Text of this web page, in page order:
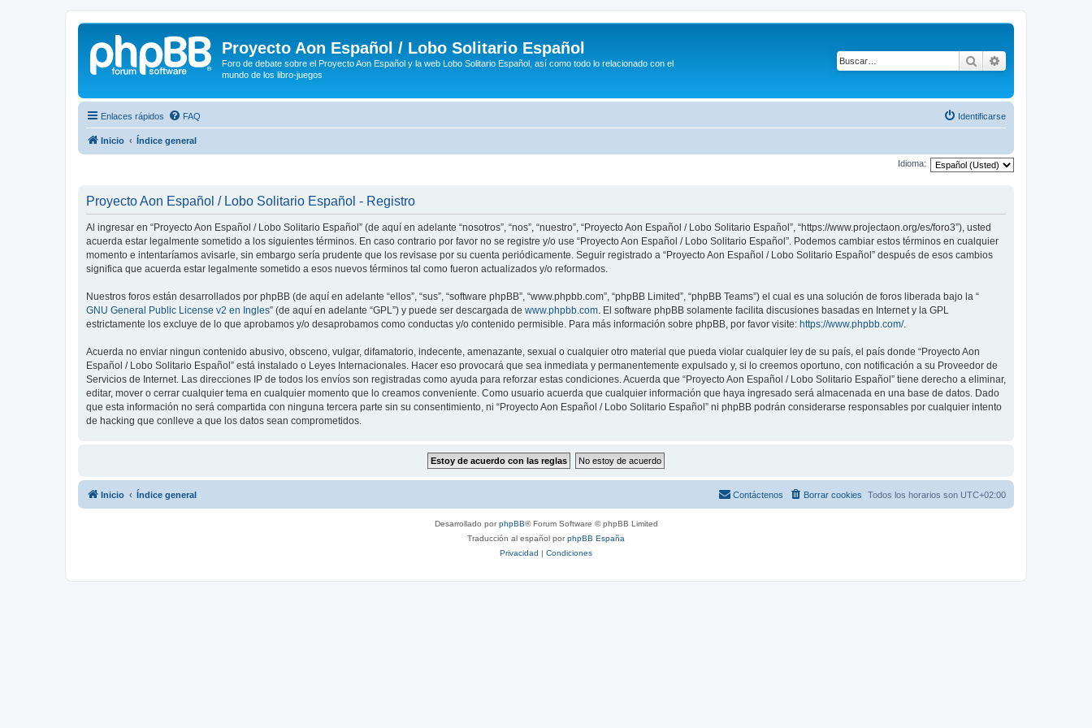
Proyecto Aon Español / Lobo Solitario Español
Foro de debate sobre el Proyecto Aon Español y la web Lobo Solitario Español, así como todo lo relacionado con el
mundo de los libro-juegos
Buscar
Enlaces rápidos FAQ Identificarse
Inicio Índice general
Idioma:
Proyecto Aon Español / Lobo Solitario Español - Registro
Al ingresar en “Proyecto Aon Español / Lobo Solitario Español” (de aquí en adelante “nosotros”, “nos”, “nuestro”, “Proyecto Aon Español / Lobo Solitario Español”, “https://www.projectaon.org/es/foro3”), usted
acuerda estar legalmente sometido a los siguientes términos. En caso contrario por favor no se registre y/o use “Proyecto Aon Español / Lobo Solitario Español”. Podemos cambiar estos términos en cualquier
momento e intentaríamos avisarle, sin embargo sería prudente que los revisase por su cuenta periódicamente. Seguir registrado a “Proyecto Aon Español / Lobo Solitario Español” después de esos cambios
significa que acuerda estar legalmente sometido a esos nuevos términos tal como fueron actualizados y/o reformados.
Nuestros foros están desarrollados por phpBB (de aquí en adelante “ellos”, “sus”, “software phpBB”, “www.phpbb.com”, “phpBB Limited”, “phpBB Teams”) el cual es una solución de foros liberada bajo la “
GNU General Public License v2 en Ingles” (de aquí en adelante “GPL”) y puede ser descargada de www.phpbb.com. El software phpBB solamente facilita discusiones basadas en Internet y la GPL
estrictamente los excluye de lo que aprobamos y/o desaprobamos como conductas y/o contenido permisible. Para más información sobre phpBB, por favor visite: https://www.phpbb.com/.
Acuerda no enviar ningun contenido abusivo, obsceno, vulgar, difamatorio, indecente, amenazante, sexual o cualquier otro material que pueda violar cualquier ley de su país, el país donde “Proyecto Aon
Español / Lobo Solitario Español” está instalado o Leyes Internacionales. Hacer eso provocará que sea inmediata y permanentemente expulsado y, si lo creemos oportuno, con notificación a su Proveedor de
Servicios de Internet. Las direcciones IP de todos los envíos son registradas como ayuda para reforzar estas condiciones. Acuerda que “Proyecto Aon Español / Lobo Solitario Español” tiene derecho a eliminar,
editar, mover o cerrar cualquier tema en cualquier momento que lo creamos conveniente. Como usuario acuerda que cualquier información que haya ingresado será almacenada en una base de datos. Dado
que esta información no será compartida con ninguna tercera parte sin su consentimiento, ni “Proyecto Aon Español / Lobo Solitario Español” ni phpBB podrán considerarse responsables por cualquier intento
de hacking que conlleve a que los datos sean comprometidos.
Inicio Índice general Todos los horarios son UTC+02:00
Borrar cookies
Contáctenos
Desarrollado porphpBB® Forum Software © phpBB Limited
Traducción al español porphpBB España
Privacidad | Condiciones